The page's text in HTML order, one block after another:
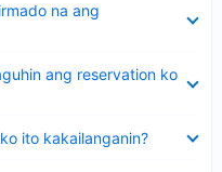
na ang
ang reservation ko
ito kakailanganin?